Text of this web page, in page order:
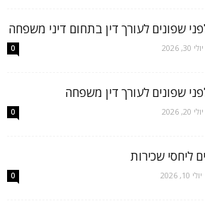
שפונים לעורך דין בתחום דיני משפחה
יולי 30, 2026 0
שפונים לעורך דין משפחה
יולי 20, 2026 0
ליחסי שכירות
יולי 10, 2026 0